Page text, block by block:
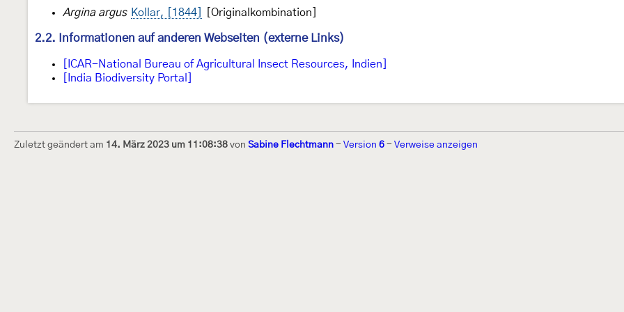
Argina argus Kollar, [1844] [Originalkombination]
2.2. Informationen auf anderen Webseiten (externe Links)
[ICAR-National Bureau of Agricultural Insect Resources, Indien]
[India Biodiversity Portal]
Zuletzt geändert am 14. März 2023 um 11:08:38 von Sabine Flechtmann - Version 6 - Verweise anzeigen